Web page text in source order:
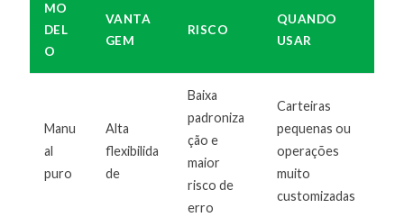
MO
DEL
O
VANTA
GEM
RISCO
QUANDO
USAR
Manu
al
puro
Alta
flexibilida
de
Baixa
padroniza
ção e
maior
risco de
erro
Carteiras
pequenas ou
operações
muito
customizadas